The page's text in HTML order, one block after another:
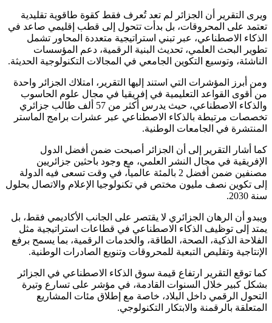
ويرى التقرير أن الجزائر لم تعد تُعرف فقط كقوة طاقوية تقليدية
تعتمد على المحروقات، بل بدأت تتحول إلى قطب إقليمي صاعد في
الذكاء الاصطناعي، عبر تبني استراتيجية متعددة المحاور تشمل
تطوير البحث العلمي، تحديث البنية الرقمية، دعم المؤسسات
الناشئة، وتوسيع التكوين الجامعي في المجالات التكنولوجية الحديثة.
ومن أبرز المؤشرات التي استند إليها التقرير، امتلاك الجزائر واحدة
من أقوى القواعد التعليمية في إفريقيا في مجال علوم الحاسوب
والذكاء الاصطناعي، حيث يدرس أكثر من 57 ألف طالب جزائري
تخصصات مرتبطة بالذكاء الاصطناعي عبر عشرات برامج الماستر
المنتشرة في الجامعات الوطنية.
كما أشار التقرير إلى أن الجزائر أصبحت ضمن أفضل الدول
الإفريقية في مجال النشر العلمي، مع وجود باحثين جزائريين
مصنفين ضمن أفضل 2 بالمئة عالمياً، في وقت تسعى فيه الدولة
إلى تكوين نصف مليون مختص في تكنولوجيا الإعلام والاتصال بحلول
سنة 2030.
ويبدو أن الرهان الجزائري لا يقتصر على الجانب الأكاديمي فقط، بل
يمتد إلى توظيف الذكاء الاصطناعي في قطاعات استراتيجية مثل
الفلاحة الذكية، الصحة، الطاقة، والخدمات الرقمية، بما يسمح برفع
الإنتاجية وتقليص التبعية للمحروقات وتنويع الصادرات الوطنية.
كما توقع التقرير ارتفاع قيمة سوق الذكاء الاصطناعي في الجزائر
بشكل كبير خلال السنوات القادمة، في مؤشر على تسارع وتيرة
التحول الرقمي داخل البلاد، خاصة مع إطلاق مئات المشاريع
المتعلقة بالرقمنة والابتكار التكنولوجي.